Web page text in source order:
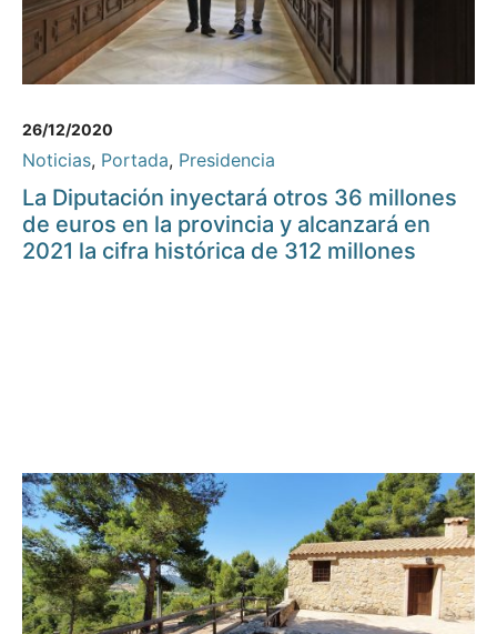
26/12/2020
Noticias, Portada, Presidencia
La Diputación inyectará otros 36 millones
de euros en la provincia y alcanzará en
2021 la cifra histórica de 312 millones